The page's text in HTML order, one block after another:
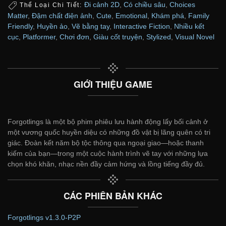
Thể Loại Chi Tiết: Đi cảnh 2D, Có chiều sâu, Choices
Matter, Đậm chất điện ảnh Cute Emotional Khám phá
Family
Friendly, Huyền ảo Vẽ bằng tay, Interactive Fiction
Nhiều kết
cục Platformer, Chơi đơn Giàu cốt truyện Stylized Visual Novel
GIỚI THIỆU GAME
Forgotlings là một bộ phim phiêu lưu hành động lấy bối cảnh ở
một vương quốc huyền diệu có những đồ vật bị lãng quên có tri
giác. Đoàn kết năm bộ tộc thông qua ngoại giao—hoặc thanh
kiếm của bạn—trong một cuộc hành trình vẽ tay với những lựa
chọn khó khăn, nhạc nền đầy cảm hứng và lồng tiếng đầy đủ.
CÁC PHIÊN BẢN KHÁC
Forgotlings v1.3.0-P2P